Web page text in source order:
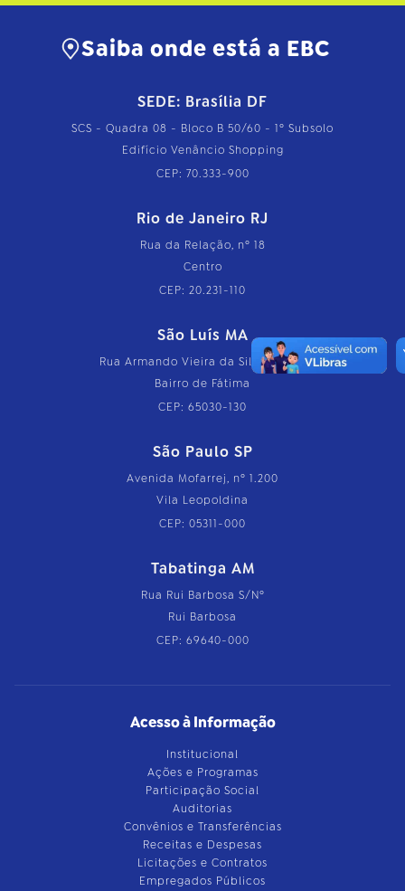
Saiba onde está a EBC
SEDE: Brasília DF
SCS - Quadra 08 - Bloco B 50/60 - 1º Subsolo
Edifício Venâncio Shopping
CEP: 70.333-900
Rio de Janeiro RJ
Rua da Relação, nº 18
Centro
CEP: 20.231-110
São Luís MA
Rua Armando Vieira da Silva, nº 126
Bairro de Fátima
CEP: 65030-130
São Paulo SP
Avenida Mofarrej, nº 1.200
Vila Leopoldina
CEP: 05311-000
Tabatinga AM
Rua Rui Barbosa S/Nº
Rui Barbosa
CEP: 69640-000
Acesso à Informação
Institucional
Ações e Programas
Participação Social
Auditorias
Convênios e Transferências
Receitas e Despesas
Licitações e Contratos
Empregados Públicos